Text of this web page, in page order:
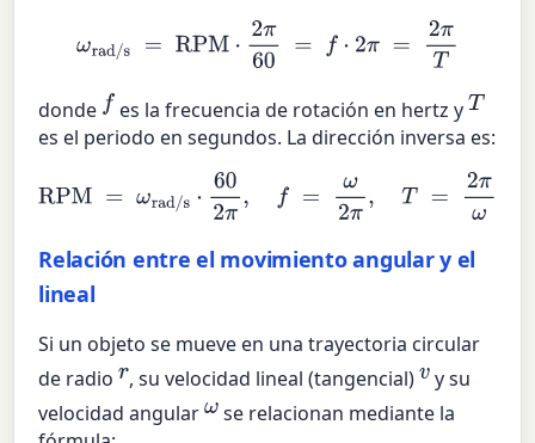
rad/s=RPM⋅2π 2 =2π
donde f es la frecuencia de rotación en hertz yT
es el periodo en segundos. La dirección inversa es:
RPM
rad/s⋅ π, π,T ω
Relación entre el movimiento angular y el
lineal
Si un objeto se mueve en una trayectoria circular
de radior, su velocidad lineal (tangencial)v y su
velocidad angularωse relacionan mediante la